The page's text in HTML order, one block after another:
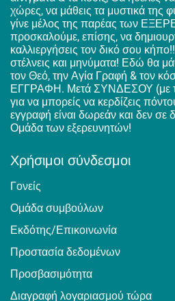
χώρες, να μάθεις τα μυστικά της
γίνε μέλος της παρέας των
προσκαλούμε, επίσης, να
καλλιεργήσεις τον δικό σου
στέλνεις και μηνύματα! Εδώ θα
τον Θεό, την Αγία Γραφή & τον
ΕΓΓΡΑΦΗ. Μετά ΣΥΝΔΕΣΟΥ (με
για να μπορείς να κερδίζεις
εγγραφή είναι δωρεάν και δεν σε
Ομάδα των εξερευνητών!
Χρήσιμοι σύνδεσμοι
Γονείς
Ομάδα συμβούλων
Εκδότης/Επικοινωνία
Προστασία δεδομένων
Προσβασιμότητα
Διαγραφή λογαριασμού τώρα